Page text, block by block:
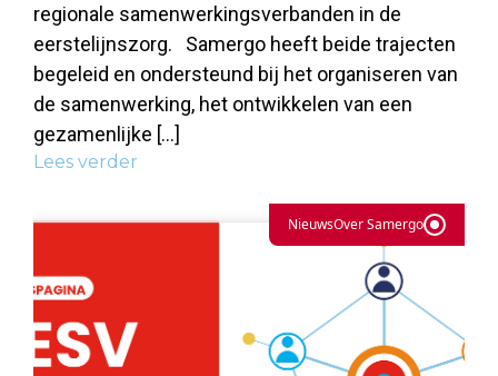
regionale samenwerkingsverbanden in de
eerstelijnszorg. Samergo heeft beide trajecten
begeleid en ondersteund bij het organiseren van
de samenwerking, het ontwikkelen van een
gezamenlijke […]
Lees verder
NieuwsOver Samergo